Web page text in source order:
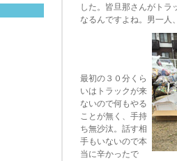
した。皆旦那さんがトラ
なるんですよね。男一人
最初の３０分くら
いはトラックが来
ないので何もやる
ことが無く、手持
ち無沙汰。話す相
手もいないので本
当に辛かったで